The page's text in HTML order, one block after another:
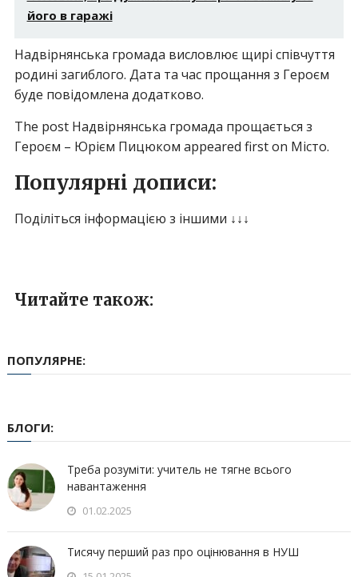
його в гаражі
Надвірнянська громада висловлює щирі співчуття
родині загиблого. Дата та час прощання з Героєм
буде повідомлена додатково.
The post Надвірнянська громада прощається з
Героєм – Юрієм Пицюком appeared first on Місто.
Популярні дописи:
Поділіться інформацією з іншими ↓↓↓
Читайте також:
ПОПУЛЯРНЕ:
БЛОГИ:
Треба розуміти: учитель не тягне всього
навантаження
01.02.2025
Тисячу перший раз про оцінювання в НУШ